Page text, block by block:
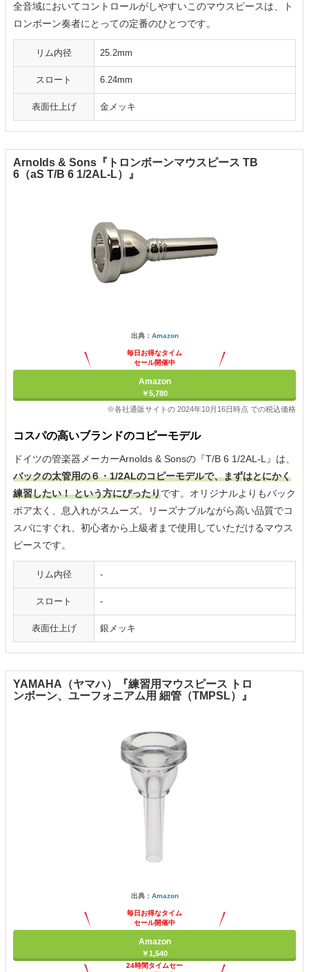
全音域においてコントロールがしやすいこのマウスピースは、ト
ロンボーン奏者にとっての定番のひとつです。
リム内径 25.2mm
スロート 6.24mm
表面仕上げ 金メッキ
Arnolds & Sons『トロンボーンマウスピース TB
6（aS T/B 6 1/2AL-L）』
出典： Amazon
毎日お得なタイム
セール開催中
Amazon
￥5,780
※各社通販サイトの 2024年10月16日時点 での税込価格
コスパの高いブランドのコピーモデル
ドイツの管楽器メーカーArnolds & Sonsの『T/B 6 1/2AL-L』は、
バックの太管用の６・1/2ALのコピーモデルで、まずはとにかく
練習したい！ という方にぴったりです。オリジナルよりもバック
ボア太く、息入れがスムーズ。リーズナブルながら高い品質でコ
スパにすぐれ、初心者から上級者まで使用していただけるマウス
ピースです。
リム内径 -
スロート -
表面仕上げ 銀メッキ
YAMAHA（ヤマハ）『練習用マウスピース トロ
ンボーン、ユーフォニアム用 細管（TMPSL）』
出典： Amazon
毎日お得なタイム
セール開催中
Amazon
￥1,540
24時間タイムセー